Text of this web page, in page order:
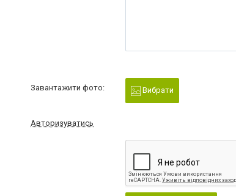
Завантажити фото: Вибрати
Авторизуватись